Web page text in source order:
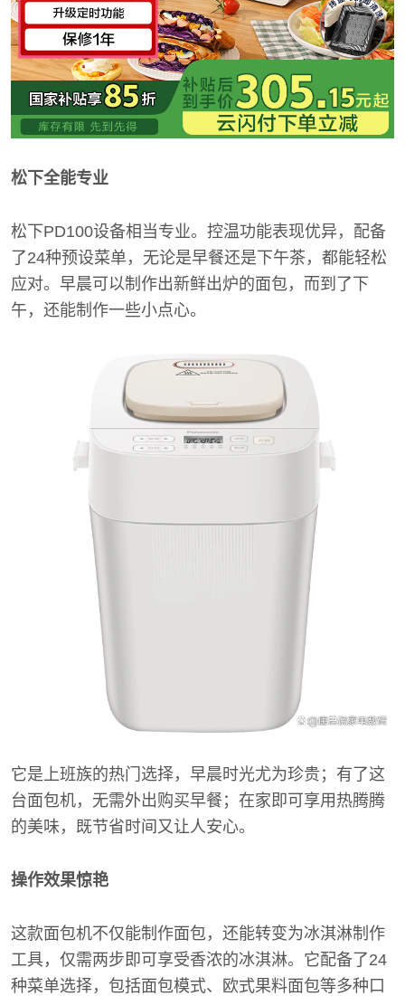
松下全能专业
松下PD100设备相当专业。控温功能表现优异，配备
了24种预设菜单，无论是早餐还是下午茶，都能轻松
应对。早晨可以制作出新鲜出炉的面包，而到了下
午，还能制作一些小点心。
它是上班族的热门选择，早晨时光尤为珍贵；有了这
台面包机，无需外出购买早餐；在家即可享用热腾腾
的美味，既节省时间又让人安心。
操作效果惊艳
这款面包机不仅能制作面包，还能转变为冰淇淋制作
工具，仅需两步即可享受香浓的冰淇淋。它配备了24
种菜单选择，包括面包模式、欧式果料面包等多种口